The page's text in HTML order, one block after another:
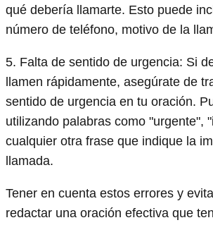
qué debería llamarte. Esto puede
número de teléfono, motivo de la
5. Falta de sentido de urgencia: Si
llamen rápidamente, asegúrate de
sentido de urgencia en tu oración.
utilizando palabras como "urgente",
cualquier otra frase que indique la
llamada.
Tener en cuenta estos errores y
redactar una oración efectiva que